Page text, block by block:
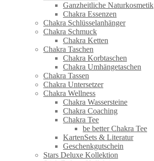
Ganzheitliche Naturkosmetik
Chakra Essenzen
Chakra Schlüsselanhänger
Chakra Schmuck
Chakra Ketten
Chakra Taschen
Chakra Korbtaschen
Chakra Umhängetaschen
Chakra Tassen
Chakra Untersetzer
Chakra Wellness
Chakra Wassersteine
Chakra Coaching
Chakra Tee
be better Chakra Tee
KartenSets & Literatur
Geschenkgutschein
Stars Deluxe Kollektion